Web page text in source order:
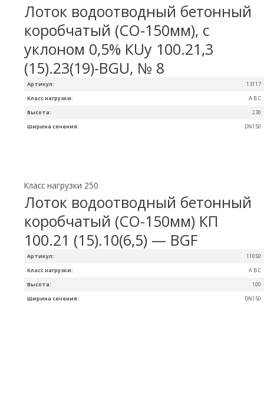
Артикул: 13117
Ширина сечения: DN150
Высота: 230
Класс нагрузки: A B C
Лоток водоотводный бетонный
коробчатый (СО-150мм), с
уклоном 0,5% КUу 100.21,3
(15).23(19)-BGU, № 8
Артикул: 11050
Ширина сечения: DN150
Высота: 100
Класс нагрузки: A B C
Класс нагрузки 250
Лоток водоотводный бетонный
коробчатый (СО-150мм) КП
100.21 (15).10(6,5) — BGF